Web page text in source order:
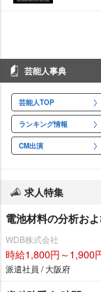
芸能人事典
芸能人TOP
ランキング情報
CM出演
求人特集
電池材料の分析お
WDB株式会社
時給1,800円～1,900
派遣社員 / 大阪府